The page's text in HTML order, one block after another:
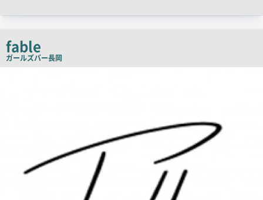
コ
ピ
fable
ガールズバー長岡
店